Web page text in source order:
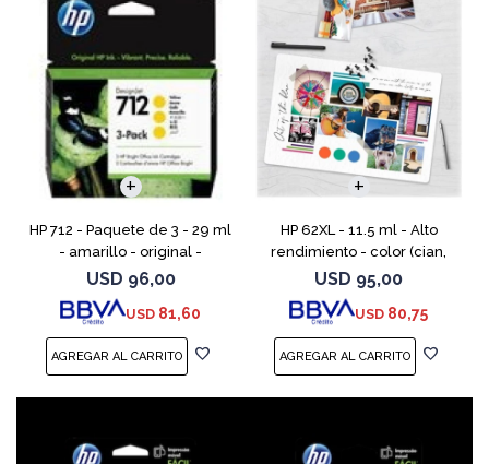
HP 712 - Paquete de 3 - 29 ml
- amarillo - original -
DesignJet - cartucho de tinta
- para DesignJet Studio, T210,
T230, T250, T
USD 96,00
USD 81,60
HP 62XL - 11.5 ml - Alto
rendimiento - color (cian,
magenta, amarillo) - original
- cartucho de tinta - para
ENVY 55XX, 56XX, 76
USD 95,00
USD 80,75